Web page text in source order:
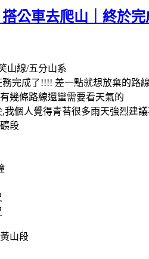
公車去爬山｜終於
山線/五分山系
完成了!!!! 差一點就想放棄的路
幾條路線還蠻需要看天氣的
我個人覺得青苔很多雨天強烈建
段
山段